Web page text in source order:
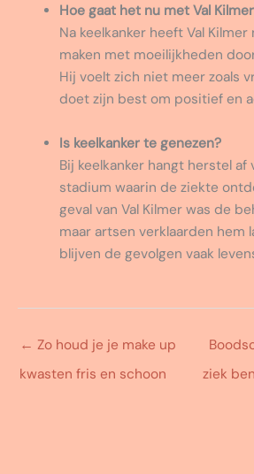
Hoe gaat het nu met Val
Na keelkanker heeft Val
maken met moeilijkheden
Hij voelt zich niet meer zoals
doet zijn best om positief en
Is keelkanker te genezen?
Bij keelkanker hangt herstel
stadium waarin de ziekte
geval van Val Kilmer was de
maar artsen verklaarden hem
blijven de gevolgen vaak
← Zo houd je je make up
kwasten fris en schoon
ziek